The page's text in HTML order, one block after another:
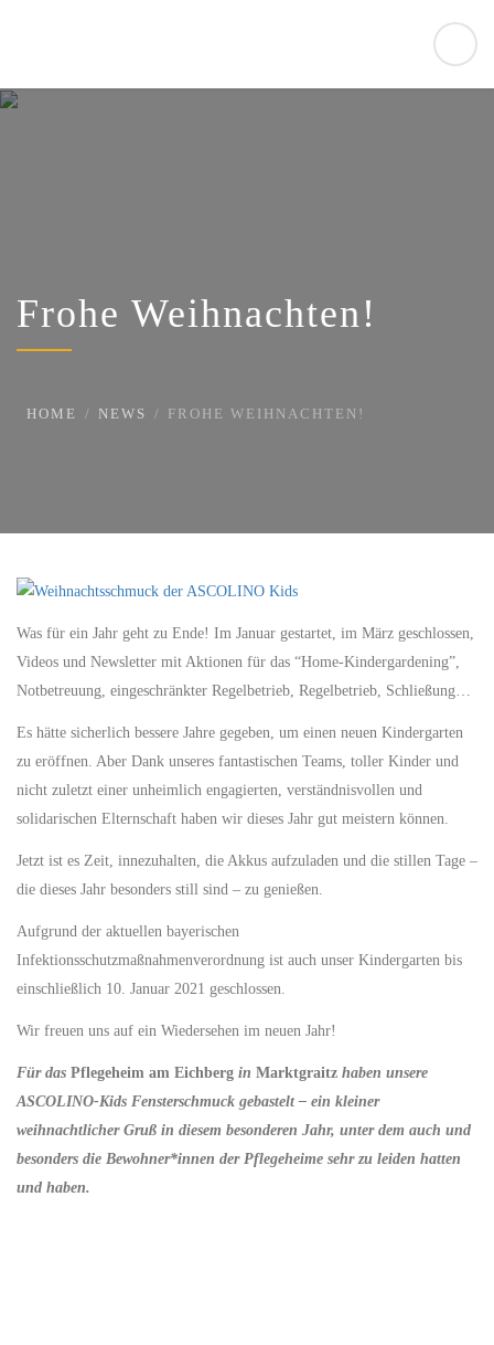
Frohe Weihnachten!
HOME NEWS FROHE WEIHNACHTEN!
Was für ein Jahr geht zu Ende! Im Januar gestartet, im März geschlossen,
Videos und Newsletter mit Aktionen für das “Home-Kindergardening”,
Notbetreuung, eingeschränkter Regelbetrieb, Regelbetrieb, Schließung…
Es hätte sicherlich bessere Jahre gegeben, um einen neuen Kindergarten
zu eröffnen. Aber Dank unseres fantastischen Teams, toller Kinder und
nicht zuletzt einer unheimlich engagierten, verständnisvollen und
solidarischen Elternschaft haben wir dieses Jahr gut meistern können.
Jetzt ist es Zeit, innezuhalten, die Akkus aufzuladen und die stillen Tage –
die dieses Jahr besonders still sind – zu genießen.
Aufgrund der aktuellen bayerischen
Infektionsschutzmaßnahmenverordnung ist auch unser Kindergarten bis
einschließlich 10. Januar 2021 geschlossen.
Wir freuen uns auf ein Wiedersehen im neuen Jahr!
Für das Pflegeheim am Eichberg in Marktgraitz haben unsere
ASCOLINO-Kids Fensterschmuck gebastelt – ein kleiner
weihnachtlicher Gruß in diesem besonderen Jahr, unter dem auch und
besonders die Bewohner*innen der Pflegeheime sehr zu leiden hatten
und haben.